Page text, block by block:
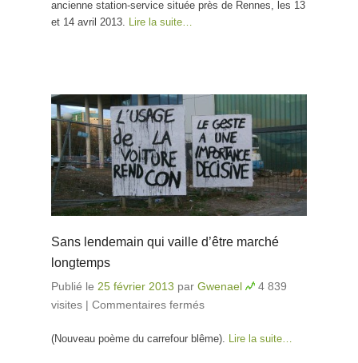
ancienne station-service située près de Rennes, les 13
et 14 avril 2013. Lire la suite…
Sans lendemain qui vaille d’être marché
longtemps
Publié le 25 février 2013 par Gwenael
4 839
visites | Commentaires fermés
longtemps
(Nouveau poème du carrefour blême). Lire la suite…